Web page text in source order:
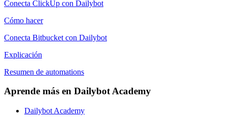
Conecta ClickUp con Dailybot
Cómo hacer
Conecta Bitbucket con Dailybot
Explicación
Resumen de automations
Aprende más en Dailybot Academy
Dailybot Academy